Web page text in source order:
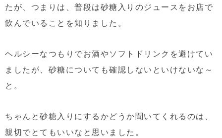
たが、つまりは、普段は砂糖入りのジュースをお店で
飲んでいることを知りました。
ヘルシーなつもりでお酒やソフトドリンクを避けてい
ましたが、砂糖についても確認しないといけないな～
と。
ちゃんと砂糖入りにするかどうか聞いてくれるのは、
親切でとてもいいなと思いました。